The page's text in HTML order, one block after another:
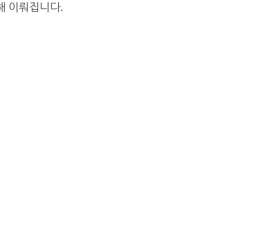
이뤄집니다.